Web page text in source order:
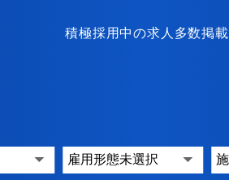
積極採用中の求人多数掲載